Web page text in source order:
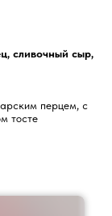
сливочный сыр,
перцем, с
тосте